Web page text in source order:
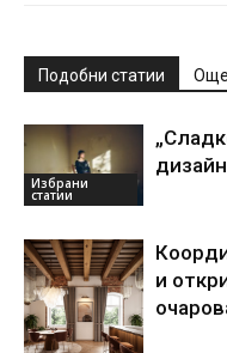
Подобни статии Още
Избрани
статии
и